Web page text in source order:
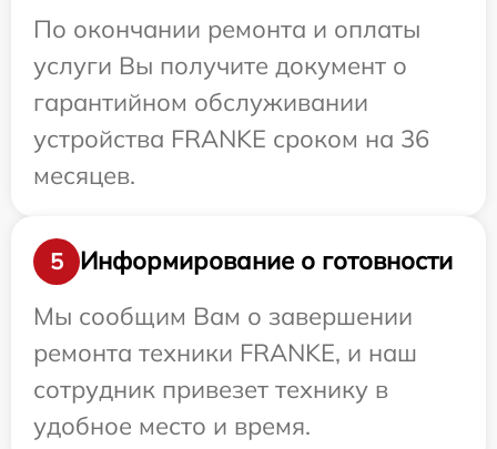
По окончании ремонта и оплаты
услуги Вы получите документ о
гарантийном обслуживании
устройства FRANKE сроком на 36
месяцев.
5
Информирование о готовности
Мы сообщим Вам о завершении
ремонта техники FRANKE, и наш
сотрудник привезет технику в
удобное место и время.